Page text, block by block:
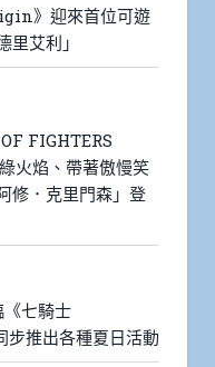
》迎來首位可遊
里艾利」
FIGHTERS
火焰、帶著傲慢笑
修．克里門森」登
七騎士
步推出各種夏日活動